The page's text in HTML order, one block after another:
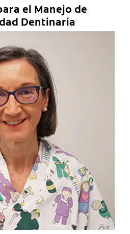
el Manejo de
Dentinaria